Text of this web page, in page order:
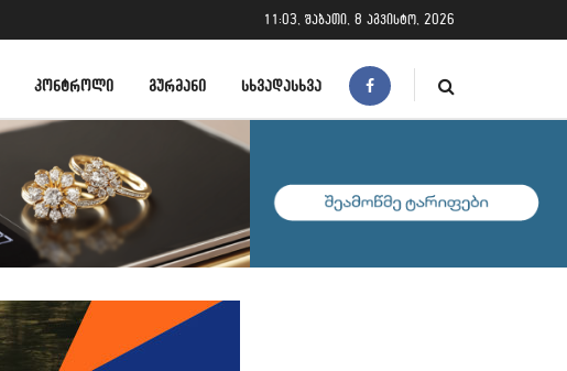
11:03, შაბათი, 8 აგვისტო, 2026
ᲙᲝᲜᲢᲠᲝᲚᲘ ᲒᲣᲠᲛᲐᲜᲘ ᲡᲮᲕᲐᲓᲐᲡᲮᲕᲐ